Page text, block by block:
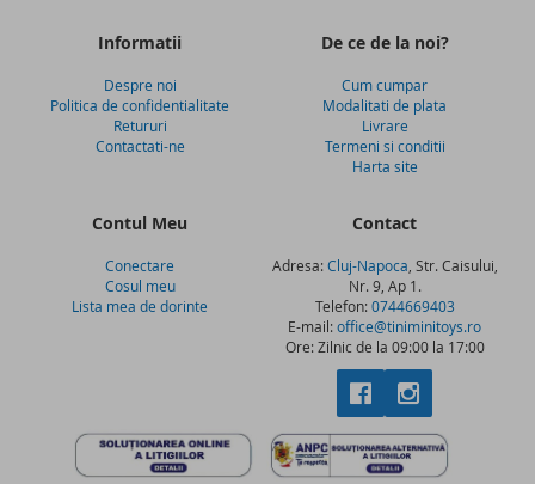
Informatii
Despre noi
Politica de confidentialitate
Retururi
Contactati-ne
De ce de la noi?
Cum cumpar
Modalitati de plata
Livrare
Termeni si conditii
Harta site
Contul Meu
Conectare
Cosul meu
Lista mea de dorinte
Contact
Adresa:Cluj-Napoca , Str. Caisului,
Nr. 9, Ap 1.
Telefon:0744669403
E-mail:office@tiniminitoys.ro
Ore: Zilnic de la 09:00 la 17:00